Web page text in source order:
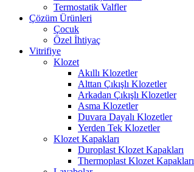
Termostatik Valfler
Çözüm Ürünleri
Çocuk
Özel İhtiyaç
Vitrifiye
Klozet
Akıllı Klozetler
Alttan Çıkışlı Klozetler
Arkadan Çıkışlı Klozetler
Asma Klozetler
Duvara Dayalı Klozetler
Yerden Tek Klozetler
Klozet Kapakları
Duroplast Klozet Kapakları
Thermoplast Klozet Kapakları